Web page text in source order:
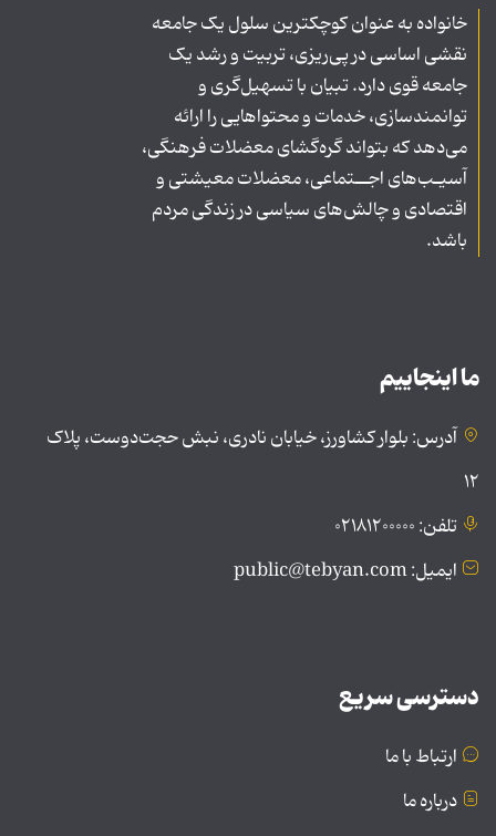
خانواده به عنوان کوچکترین سلول یک جامعه
نقشی اساسی در پی‌ریزی، تربیت و رشد یک
جامعه قوی دارد. تبیان با تسهیل‌گری و
توانمندسازی، خدمات و محتواهایی را ارائه
می‌دهد که بتواند گره‌گشای معضلات فرهنگی،
آسیـب‌های اجــتماعی، معضلات معیشتی و
اقتصادی و چالش‌های سیاسی در زندگی مردم
باشد.
ما اینجاییم
آدرس: بلوار کشاورز، خیابان نادری، نبش حجت‌دوست، پلاک
۱۲
تلفن: ۰۲۱۸۱۲۰۰۰۰۰
ایمیل: public@tebyan.com
دسترسی سریع
ارتباط با ما
درباره ما